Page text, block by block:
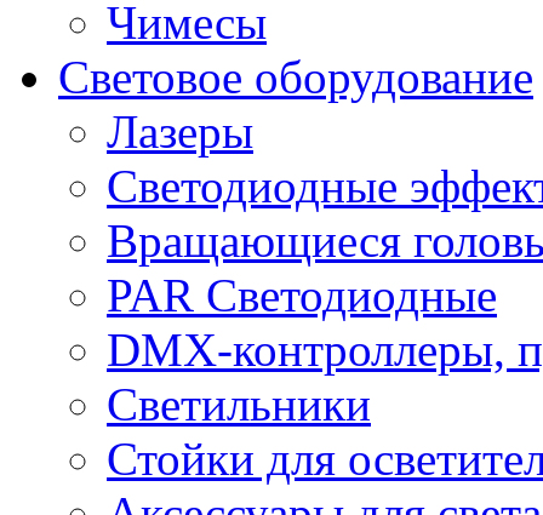
Чимесы
Световое оборудование
Лазеры
Светодиодные
Вращающиеся
PAR Светодиодные
DMX-контроллеры,
Светильники
Стойки для